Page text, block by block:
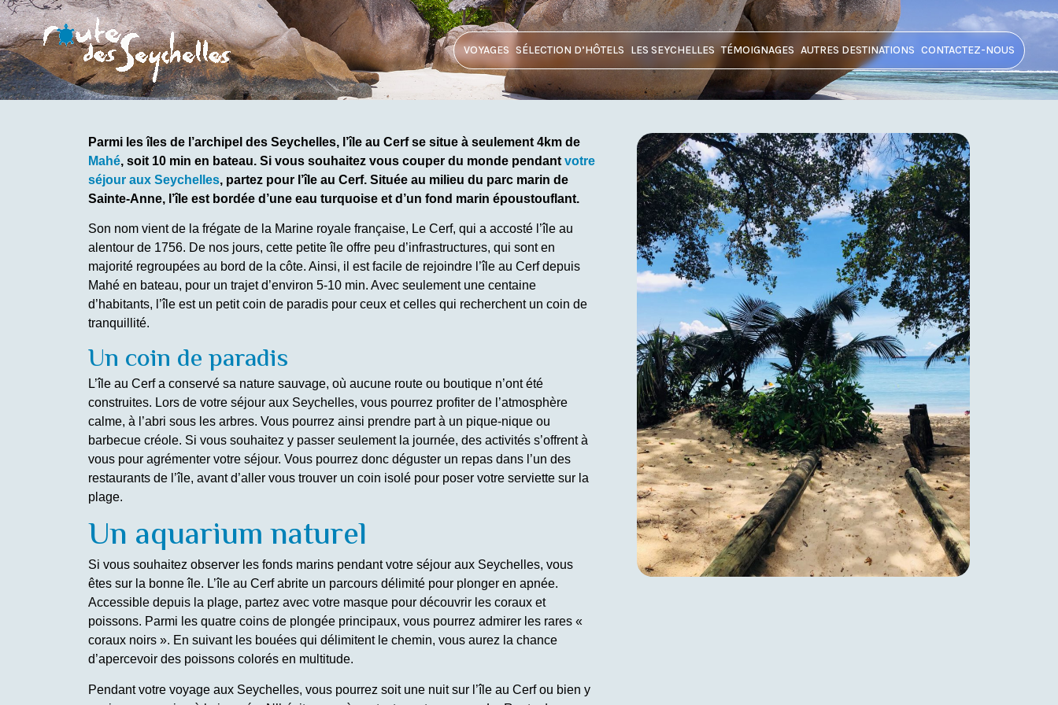
VOYAGES SÉLECTION D’HÔTELS LES SEYCHELLES TÉMOIGNAGES AUTRES DESTINATIONS CONTACTEZ-NOUS
Parmi les îles de l’archipel des Seychelles, l’île au Cerf se situe à seulement 4km de
Mahé, soit 10 min en bateau. Si vous souhaitez vous couper du monde pendant votre
séjour aux Seychelles, partez pour l’île au Cerf. Située au milieu du parc marin de
Sainte-Anne, l’île est bordée d’une eau turquoise et d’un fond marin époustouflant.
Son nom vient de la frégate de la Marine royale française, Le Cerf, qui a accosté l’île au
alentour de 1756. De nos jours, cette petite île offre peu d’infrastructures, qui sont en
majorité regroupées au bord de la côte. Ainsi, il est facile de rejoindre l’île au Cerf depuis
Mahé en bateau, pour un trajet d’environ 5-10 min. Avec seulement une centaine
d’habitants, l’île est un petit coin de paradis pour ceux et celles qui recherchent un coin de
tranquillité.
Un coin de paradis
L’île au Cerf a conservé sa nature sauvage, où aucune route ou boutique n’ont été
construites. Lors de votre séjour aux Seychelles, vous pourrez profiter de l’atmosphère
calme, à l’abri sous les arbres. Vous pourrez ainsi prendre part à un pique-nique ou
barbecue créole. Si vous souhaitez y passer seulement la journée, des activités s’offrent à
vous pour agrémenter votre séjour. Vous pourrez donc déguster un repas dans l’un des
restaurants de l’île, avant d’aller vous trouver un coin isolé pour poser votre serviette sur la
plage.
Un aquarium naturel
Si vous souhaitez observer les fonds marins pendant votre séjour aux Seychelles, vous
êtes sur la bonne île. L’île au Cerf abrite un parcours délimité pour plonger en apnée.
Accessible depuis la plage, partez avec votre masque pour découvrir les coraux et
poissons. Parmi les quatre coins de plongée principaux, vous pourrez admirer les rares «
coraux noirs ». En suivant les bouées qui délimitent le chemin, vous aurez la chance
d’apercevoir des poissons colorés en multitude.
Pendant votre voyage aux Seychelles, vous pourrez soit une nuit sur l’île au Cerf ou bien y